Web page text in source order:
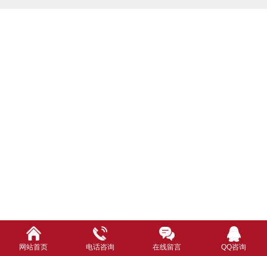
网站首页 电话咨询 在线留言 QQ咨询